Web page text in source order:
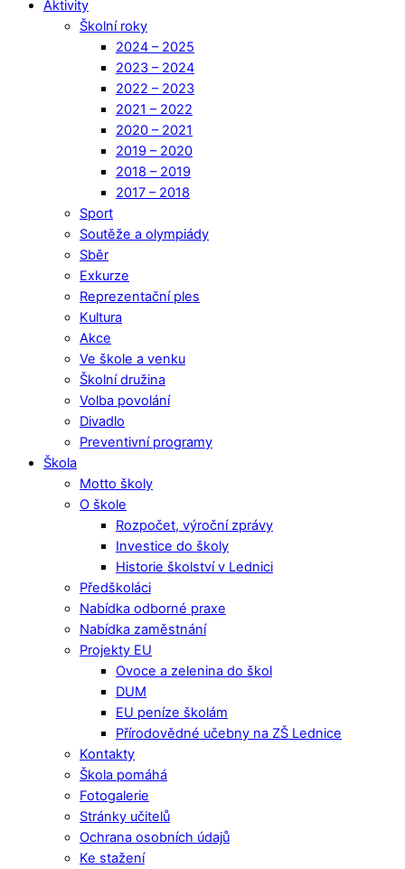
Aktivity
Školní roky
2024 – 2025
2023 – 2024
2022 – 2023
2021 – 2022
2020 – 2021
2019 – 2020
2018 – 2019
2017 – 2018
Sport
Soutěže a olympiády
Sběr
Exkurze
Reprezentační ples
Kultura
Akce
Ve škole a venku
Školní družina
Volba povolání
Divadlo
Preventivní programy
Škola
Motto školy
O škole
Rozpočet, výroční zprávy
Investice do školy
Historie školství v Lednici
Předškoláci
Nabídka odborné praxe
Nabídka zaměstnání
Projekty EU
Ovoce a zelenina do škol
DUM
EU peníze školám
Přírodovědné učebny na ZŠ Lednice
Kontakty
Škola pomáhá
Fotogalerie
Stránky učitelů
Ochrana osobních údajů
Ke stažení